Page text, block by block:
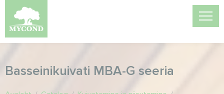
Basseinikuivati MBA-G seeria